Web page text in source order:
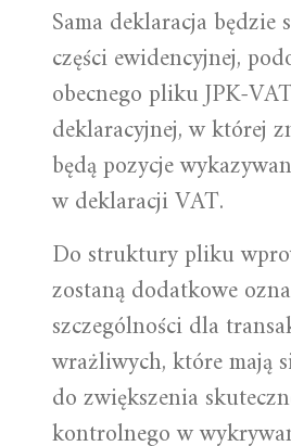
Sama deklaracja będzie
części ewidencyjnej,
obecnego pliku JPK-
deklaracyjnej, w której
będą pozycje
w deklaracji VAT.
Do struktury pliku
zostaną dodatkowe
szczególności dla
wrażliwych, które mają
do zwiększenia
kontrolnego w